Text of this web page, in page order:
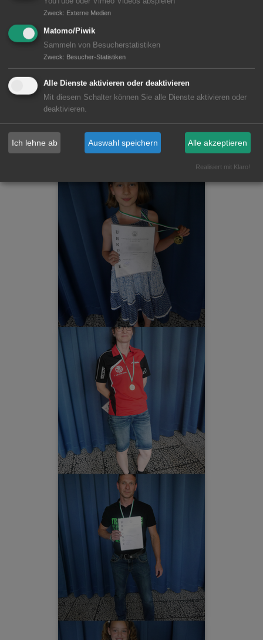
Zweck: Externe Medien
Matomo/Piwik
Sammeln von Besucherstatistiken
Zweck: Besucher-Statistiken
Alle Dienste aktivieren oder deaktivieren
Mit diesem Schalter können Sie alle Dienste aktivieren oder
deaktivieren.
Ich lehne ab Auswahl speichern Alle akzeptieren
Realisiert mit Klaro!